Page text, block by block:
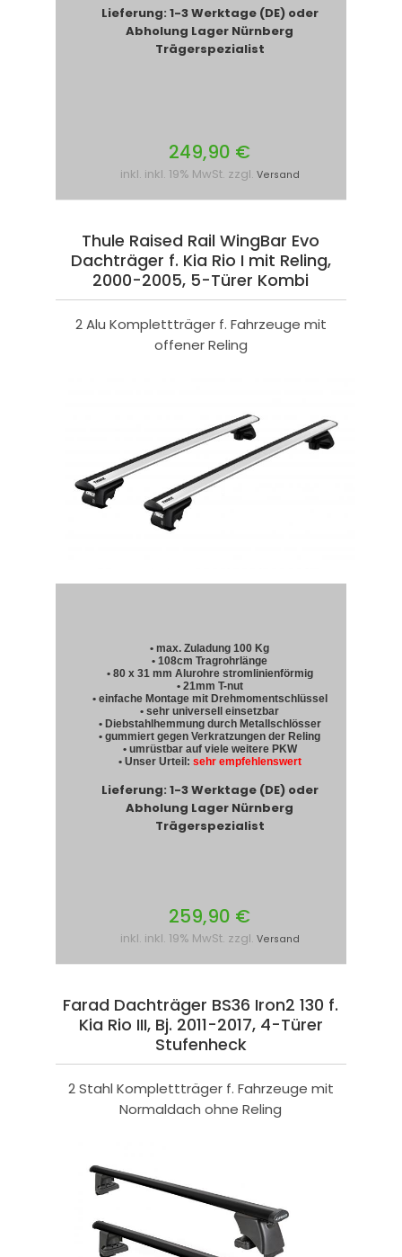
Lieferung: 1-3 Werktage (DE) oder
Abholung Lager Nürnberg
Trägerspezialist
249,90 €
inkl. inkl. 19% MwSt. zzgl. Versand
Thule Raised Rail WingBar Evo
Dachträger f. Kia Rio I mit Reling,
2000-2005, 5-Türer Kombi
2 Alu Komplettträger f. Fahrzeuge mit
offener Reling
• max. Zuladung 100 Kg
• 108cm Tragrohrlänge
• 80 x 31 mm Alurohre stromlinienförmig
• 21mm T-nut
• einfache Montage mit Drehmomentschlüssel
• sehr universell einsetzbar
• Diebstahlhemmung durch Metallschlösser
• gummiert gegen Verkratzungen der Reling
• umrüstbar auf viele weitere PKW
• Unser Urteil: sehr empfehlenswert
Lieferung: 1-3 Werktage (DE) oder
Abholung Lager Nürnberg
Trägerspezialist
259,90 €
inkl. inkl. 19% MwSt. zzgl. Versand
Farad Dachträger BS36 Iron2 130 f.
Kia Rio III, Bj. 2011-2017, 4-Türer
Stufenheck
2 Stahl Komplettträger f. Fahrzeuge mit
Normaldach ohne Reling